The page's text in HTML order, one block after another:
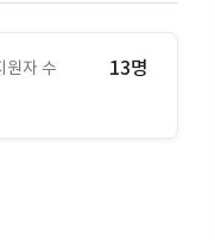
원자 수 13명